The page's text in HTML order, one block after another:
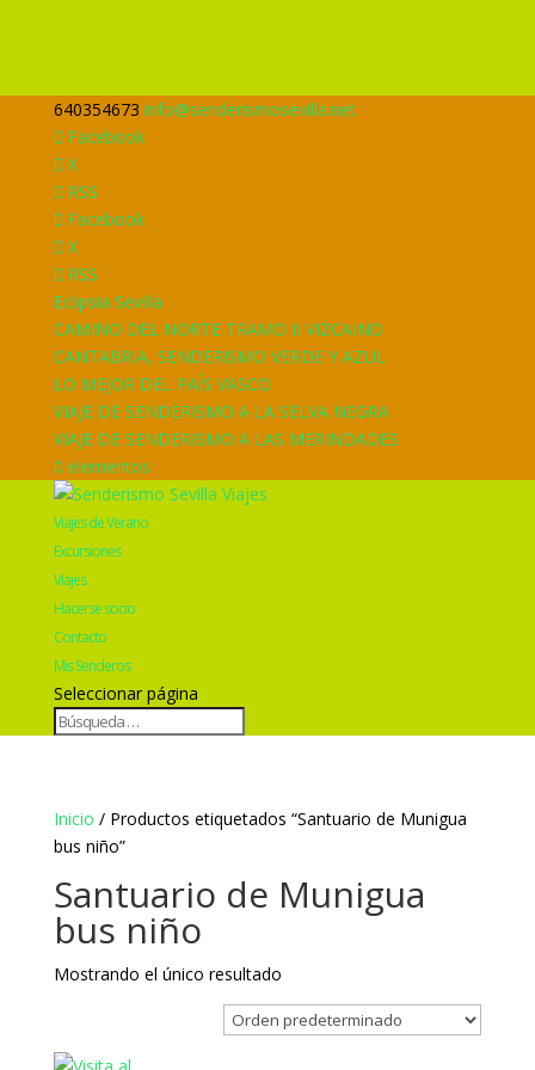
640354673 info@senderismosevilla.net
Facebook
X
RSS
Facebook
X
RSS
Eclipsia Sevilla
CAMINO DEL NORTE TRAMO II VIZCAINO
CANTABRIA, SENDERISMO VERDE Y AZUL
LO MEJOR DEL PAÍS VASCO
VIAJE DE SENDERISMO A LA SELVA NEGRA
VIAJE DE SENDERISMO A LAS MERINDADES
0 elementos
Viajes de Verano
Excursiones
Viajes
Hacerse socio
Contacto
Mis Senderos
Seleccionar página
Inicio / Productos etiquetados “Santuario de Munigua
bus niño”
Santuario de Munigua
bus niño
Mostrando el único resultado